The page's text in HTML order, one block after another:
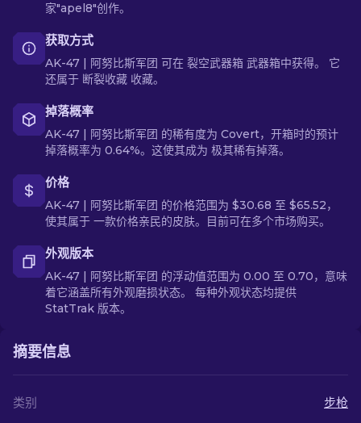
家"apel8"创作。
获取方式
AK-47 | 阿努比斯军团 可在 裂空武器箱 武器箱中获得。 它
还属于 断裂收藏 收藏。
掉落概率
AK-47 | 阿努比斯军团 的稀有度为 Covert，开箱时的预计
掉落概率为 0.64%。这使其成为 极其稀有掉落。
价格
AK-47 | 阿努比斯军团 的价格范围为 $30.68 至 $65.52，
使其属于 一款价格亲民的皮肤。目前可在多个市场购买。
外观版本
AK-47 | 阿努比斯军团 的浮动值范围为 0.00 至 0.70，意味
着它涵盖所有外观磨损状态。 每种外观状态均提供
StatTrak 版本。
摘要信息
类别
步枪